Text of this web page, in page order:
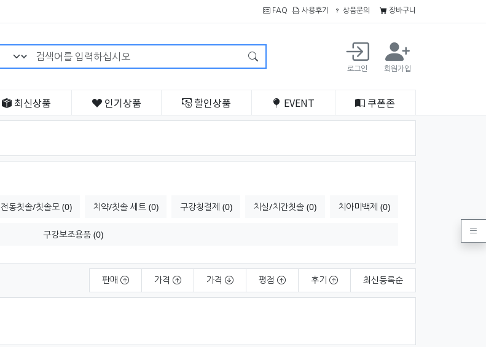
FAQ 사용후기 상품문의 장바구니
검색어 필수
로그인 회원가입
최신상품 인기상품 할인상품 EVENT 쿠폰존
전동칫솔/칫솔모 (0) 치약/칫솔 세트 (0) 구강청결제 (0) 치실/치간칫솔 (0) 치아미백제 (0)
구강보조용품 (0)
판매 가격 가격 평점 후기 최신등록순